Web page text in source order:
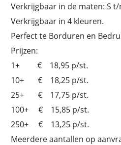
Verkrijgbaar in de maten: S t/
Verkrijgbaar in 4 kleuren.
Perfect te Borduren en
Prijzen:
1+ € 18,95 p/st.
10+ € 18,25 p/st.
25+ € 17,75 p/st.
100+ € 15,85 p/st.
250+ € 13,25 p/st.
Meerdere aantallen op